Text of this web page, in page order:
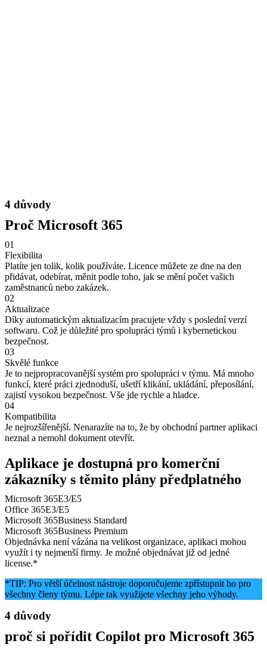
4 důvody
Proč Microsoft 365
01
Flexibilita
Platíte jen tolik, kolik používáte. Licence můžete ze dne na den
přidávat, odebírat, měnit podle toho, jak se mění počet vašich
zaměstnanců nebo zakázek.
02
Aktualizace
Díky automatickým aktualizacím pracujete vždy s poslední verzí
softwaru. Což je důležité pro spolupráci týmů i kybernetickou
bezpečnost.
03
Skvělé funkce
Je to nejpropracovanější systém pro spolupráci v týmu. Má mnoho
funkcí, které práci zjednoduší, ušetří klikání, ukládání, přeposílání,
zajistí vysokou bezpečnost. Vše jde rychle a hladce.
04
Kompatibilita
Je nejrozšířenější. Nenarazíte na to, že by obchodní partner aplikaci
neznal a nemohl dokument otevřít.
Aplikace je dostupná pro komerční
zákazníky s těmito plány předplatného
Microsoft 365E3/E5
Office 365E3/E5
Microsoft 365Business Standard
Microsoft 365Business Premium
Objednávka není vázána na velikost organizace, aplikaci mohou
využít i ty nejmenší firmy. Je možné objednávat již od jedné
license.*
*TIP: Pro větší účelnost nástroje doporučujeme zpřístupnit ho pro
všechny členy týmu. Lépe tak využijete všechny jeho výhody.
4 důvody
proč si pořídit Copilot pro Microsoft 365